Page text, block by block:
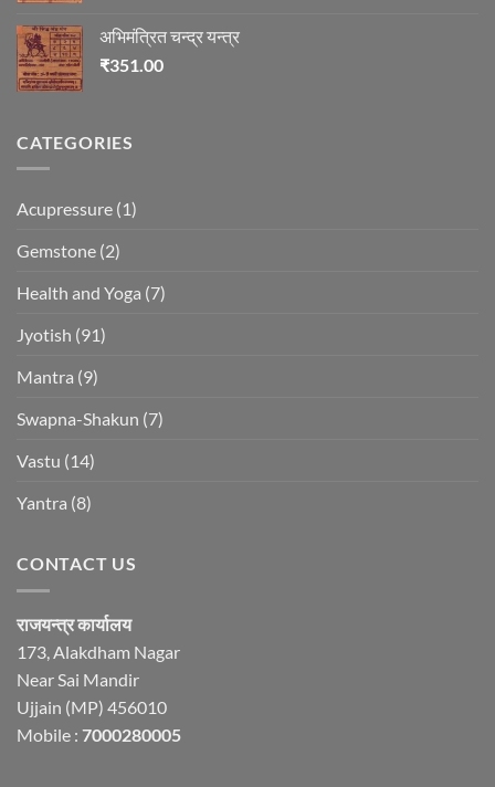
अभिमंत्रित चन्द्र यन्त्र
₹351.00
CATEGORIES
Acupressure (1)
Gemstone (2)
Health and Yoga (7)
Jyotish (91)
Mantra (9)
Swapna-Shakun (7)
Vastu (14)
Yantra (8)
CONTACT US
राजयन्त्र कार्यालय
173, Alakdham Nagar
Near Sai Mandir
Ujjain (MP) 456010
Mobile : 7000280005